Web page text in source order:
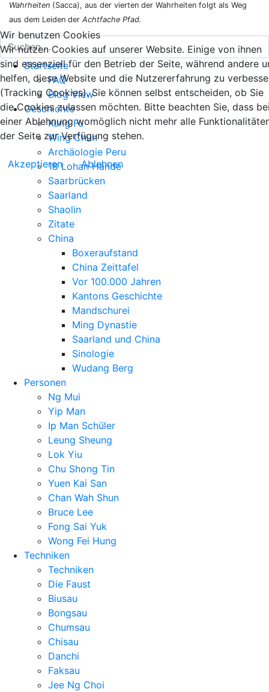
Wahrheiten (Sacca), aus der vierten der Wahrheiten folgt als Weg
aus dem Leiden der Achtfache Pfad.
Startseite
FAQ
Blog View
Geschichte
Kung Fu
Wing Chun
Archäologie Peru
18 Lohan Hände
Saarbrücken
Saarland
Shaolin
Zitate
China
Boxeraufstand
China Zeittafel
Vor 100.000 Jahren
Kantons Geschichte
Mandschurei
Ming Dynastie
Saarland und China
Sinologie
Wudang Berg
Personen
Ng Mui
Yip Man
Ip Man Schüler
Leung Sheung
Lok Yiu
Chu Shong Tin
Yuen Kai San
Chan Wah Shun
Bruce Lee
Fong Sai Yuk
Wong Fei Hung
Techniken
Techniken
Die Faust
Biusau
Bongsau
Chumsau
Chisau
Danchi
Faksau
Jee Ng Choi
Wir benutzen Cookies
Wir nutzen Cookies auf unserer Website. Einige von ihnen
sind essenziell für den Betrieb der Seite, während andere
helfen, diese Website und die Nutzererfahrung zu
(Tracking Cookies). Sie können selbst entscheiden, ob Sie
die Cookies zulassen möchten. Bitte beachten Sie, dass
einer Ablehnung womöglich nicht mehr alle
der Seite zur Verfügung stehen.
Akzeptieren Ablehnen